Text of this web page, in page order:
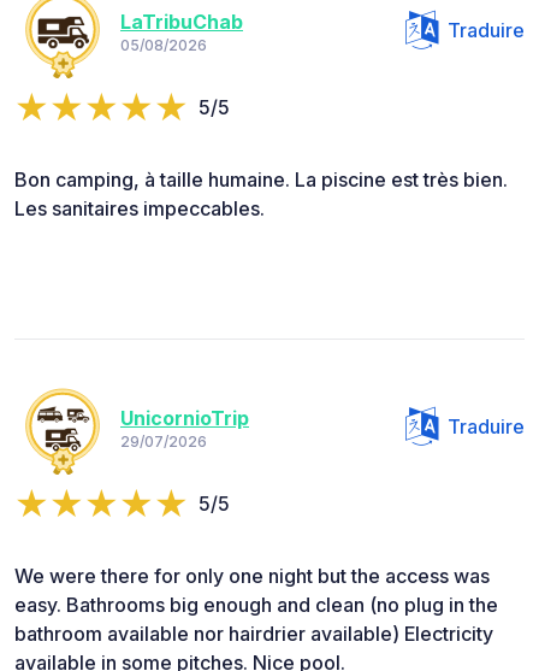
LaTribuChab
05/08/2026
Traduire
5/5
Bon camping, à taille humaine. La piscine est très bien.
Les sanitaires impeccables.
UnicornioTrip
29/07/2026
Traduire
5/5
We were there for only one night but the access was
easy. Bathrooms big enough and clean (no plug in the
bathroom available nor hairdrier available) Electricity
available in some pitches. Nice pool.